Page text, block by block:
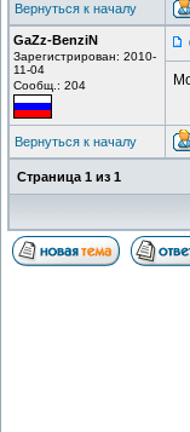
Вернуться к началу
GaZz-BenziN
Зарегистрирован: 2010-
11-04
Сообщ.: 204
Вернуться к началу
Страница 1 из 1